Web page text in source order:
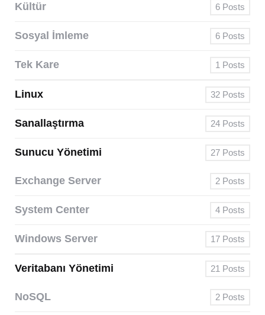
Kültür 6 Posts
Sosyal İmleme 6 Posts
Tek Kare 1 Posts
Linux 32 Posts
Sanallaştırma 24 Posts
Sunucu Yönetimi 27 Posts
Exchange Server 2 Posts
System Center 4 Posts
Windows Server 17 Posts
Veritabanı Yönetimi 21 Posts
NoSQL 2 Posts